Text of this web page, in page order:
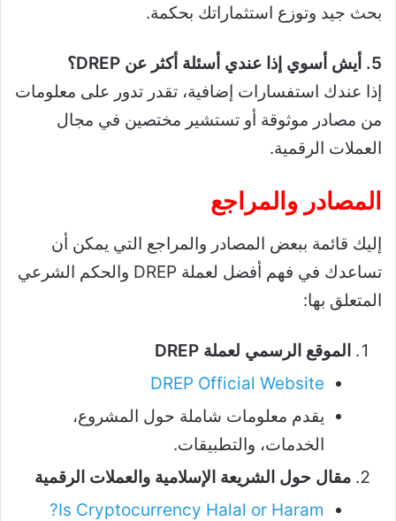
بحث جيد وتوزع استثماراتك بحكمة.
5. أيش أسوي إذا عندي أسئلة أكثر عن DREP؟
إذا عندك استفسارات إضافية، تقدر تدور على معلومات
من مصادر موثوقة أو تستشير مختصين في مجال
العملات الرقمية.
المصادر والمراجع
إليك قائمة ببعض المصادر والمراجع التي يمكن أن
تساعدك في فهم أفضل لعملة DREP والحكم الشرعي
المتعلق بها:
الموقع الرسمي لعملة DREP
DREP Official Website
يقدم معلومات شاملة حول المشروع،
الخدمات، والتطبيقات.
مقال حول الشريعة الإسلامية والعملات الرقمية
Is Cryptocurrency Halal or Haram?